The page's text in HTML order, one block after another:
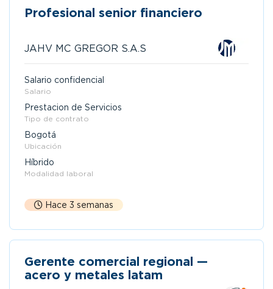
Profesional senior financiero
JAHV MC GREGOR S.A.S
Salario confidencial
Salario
Prestacion de Servicios
Tipo de contrato
Bogotá
Ubicación
Híbrido
Modalidad laboral
Hace 3 semanas
Gerente comercial regional —
acero y metales latam